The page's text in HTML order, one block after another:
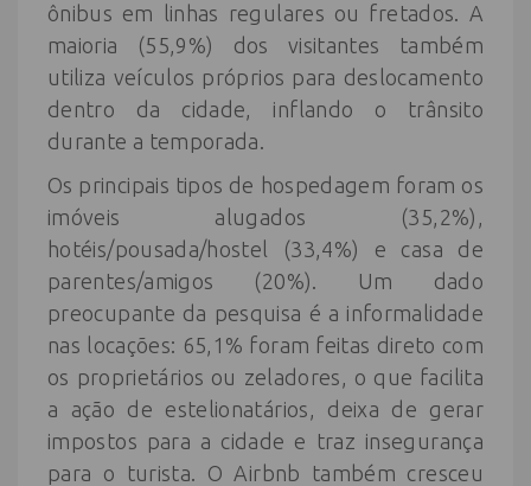
ônibus em linhas regulares ou fretados. A
maioria (55,9%) dos visitantes também
utiliza veículos próprios para deslocamento
dentro da cidade, inflando o trânsito
durante a temporada.
Os principais tipos de hospedagem foram os
imóveis alugados (35,2%),
hotéis/pousada/hostel (33,4%) e casa de
parentes/amigos (20%). Um dado
preocupante da pesquisa é a informalidade
nas locações: 65,1% foram feitas direto com
os proprietários ou zeladores, o que facilita
a ação de estelionatários, deixa de gerar
impostos para a cidade e traz insegurança
para o turista. O Airbnb também cresceu